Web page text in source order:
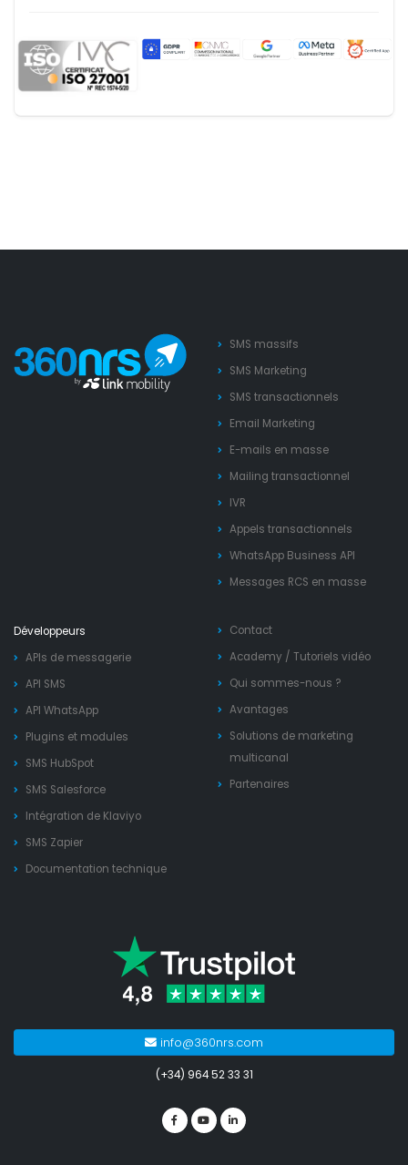
SMS massifs
SMS Marketing
SMS transactionnels
Email Marketing
E-mails en masse
Mailing transactionnel
IVR
Appels transactionnels
WhatsApp Business API
Messages RCS en masse
Développeurs
APIs de messagerie
API SMS
API WhatsApp
Plugins et modules
SMS HubSpot
SMS Salesforce
Intégration de Klaviyo
SMS Zapier
Documentation technique
Contact
Academy / Tutoriels vidéo
Qui sommes-nous ?
Avantages
Solutions de marketing
multicanal
Partenaires
info@360nrs.com
(+34) 964 52 33 31